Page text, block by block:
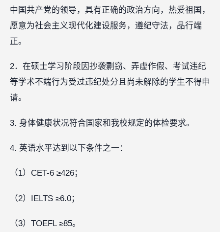
中国共产党的领导，具有正确的政治方向，热爱祖国，
愿意为社会主义现代化建设服务，遵纪守法，品行端
正。
2．在硕士学习阶段因抄袭剽窃、弄虚作假、考试违纪
等学术不端行为受过违纪处分且尚未解除的学生不得申
请。
3. 身体健康状况符合国家和我校规定的体检要求。
4. 英语水平达到以下条件之一：
（1）CET-6 ≥426；
（2）IELTS ≥6.0；
（3）TOEFL ≥85。